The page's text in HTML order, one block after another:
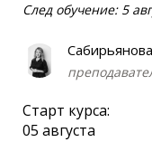
След обучение: 5
Старт курса:
05 августа